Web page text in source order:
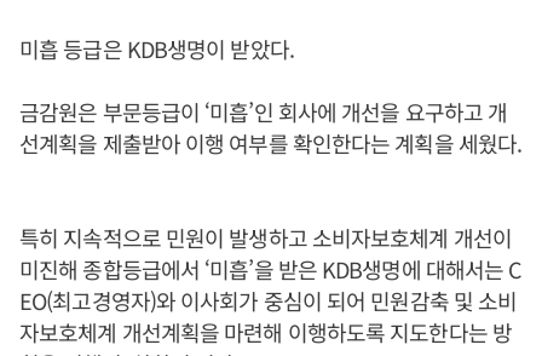
미흡 등급은 KDB생명이 받았다.
금감원은 부문등급이 ‘미흡’인 회사에 개선을 요구하고 개
선계획을 제출받아 이행 여부를 확인한다는 계획을 세웠다.
특히 지속적으로 민원이 발생하고 소비자보호체계 개선이
미진해 종합등급에서 ‘미흡’을 받은 KDB생명에 대해서는 C
EO(최고경영자)와 이사회가 중심이 되어 민원감축 및 소비
자보호체계 개선계획을 마련해 이행하도록 지도한다는 방